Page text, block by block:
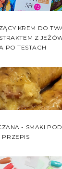
KREM DO
Z
PO TESTACH
- SMAKI
PRZEPIS